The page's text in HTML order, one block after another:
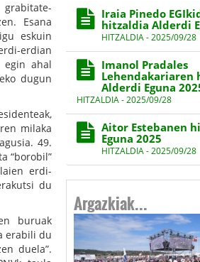
Iraia Pinedo
hitzaldia Alderdi
HITZALDIA - 2025/09/28
Imanol Pradales
Lehendakariaren
Alderdi Eguna
HITZALDIA - 2025/09/28
Aitor Estebanen
Eguna 2025
HITZALDIA - 2025/09/28
Argazkiak...
grabitate-
Esana
eskuin
erdian
egin ahal
dugun
milaka
49.
“borobil”
erdi-
du
buruak
erabili du
duela”.